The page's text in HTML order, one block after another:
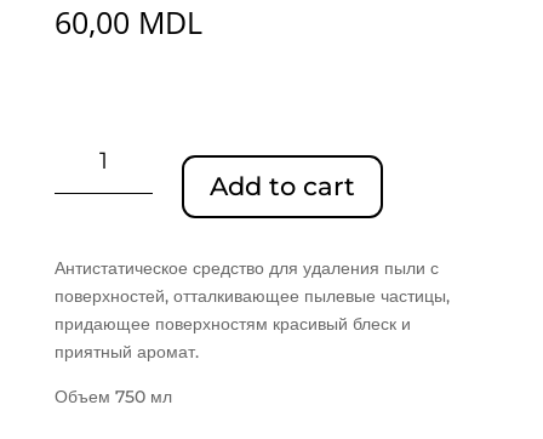
60,00 MDL
против
пыли
Add to cart
Антистатическое средство для удаления пыли с
поверхностей, отталкивающее пылевые частицы,
придающее поверхностям красивый блеск и
приятный аромат.
Объем 750 мл